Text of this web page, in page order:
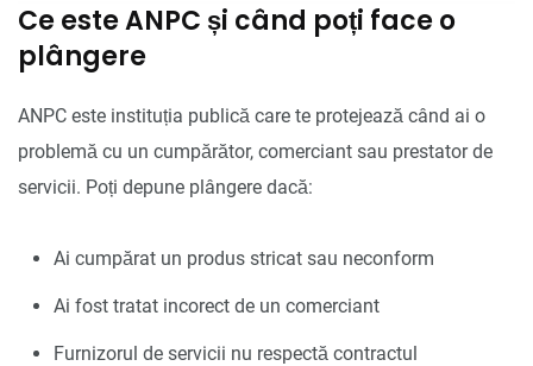
Ce este ANPC și când poți face o
plângere
ANPC este instituția publică care te protejează când ai o
problemă cu un cumpărător, comerciant sau prestator de
servicii. Poți depune plângere dacă:
Ai cumpărat un produs stricat sau neconform
Ai fost tratat incorect de un comerciant
Furnizorul de servicii nu respectă contractul